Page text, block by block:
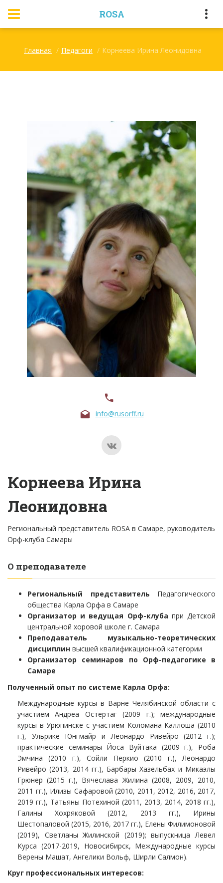
ROSA
Главная Педагоги Корнеева Ирина Леонидовна
info@rusorff.ru
Корнеева Ирина
Леонидовна
Региональный представитель ROSA в Самаре, руководитель
Орф-клуба Самары
О преподавателе
Региональный представитель Педагогического
общества Карла Орфа в Самаре
Организатор и ведущая Орф-клуба при Детской
центральной хоровой школе г. Самара
Преподаватель музыкально-теоретических
дисциплин высшей квалификационной категории
Организатор семинаров по Орф-педагогике в
Самаре
Полученный опыт по системе Карла Орфа:
Международные курсы в Варне Челябинской области с
участием Андреа Остертаг (2009 г.); международные
курсы в Урюпинске с участием Коломана Каллоша (2010
г.), Ульрике Юнгмайр и Леонардо Ривейро (2012 г.);
практические семинары Йоса Вуйтака (2009 г.), Роба
Эмчина (2010 г.), Сойли Перкио (2010 г.), Леонардо
Ривейро (2013, 2014 гг.), Барбары Хазельбах и Микаэлы
Грюнер (2015 г.), Вячеслава Жилина (2008, 2009, 2010,
2011 гг.), Илизы Сафаровой (2010, 2011, 2012, 2016, 2017,
2019 гг.), Татьяны Потехиной (2011, 2013, 2014, 2018 гг.),
Галины Хохряковой (2012, 2013 гг.), Ирины
Шестопаловой (2015, 2016, 2017 гг.), Елены Филимоновой
(2019), Светланы Жилинской (2019); выпускница Левел
Курса (2017-2019, Новосибирск, Международные курсы
Верены Машат, Ангелики Вольф, Ширли Салмон).
Круг профессиональных интересов: